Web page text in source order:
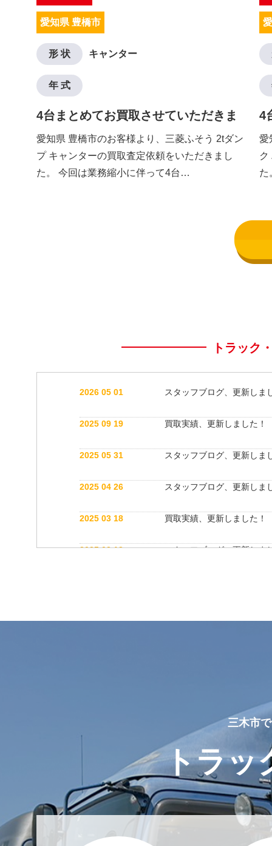
愛知県 豊橋市
形 状 キャンター
年 式
4台まとめてお買取させていただきま
した③
愛知県 豊橋市のお客様より、三菱ふそう 2tダン
プ キャンターの買取査定依頼をいただきまし
た。 今回は業務縮小に伴って4台…
4
愛
ク
た
トラック
2026 05 01 スタッフブログ、更新しま
2025 09 19 買取実績、更新しました！
2025 05 31 スタッフブログ、更新しま
2025 04 26 スタッフブログ、更新しま
2025 03 18 買取実績、更新しました！
2025 03 12 スタッフブログ、更新しま
三木市
トラッ